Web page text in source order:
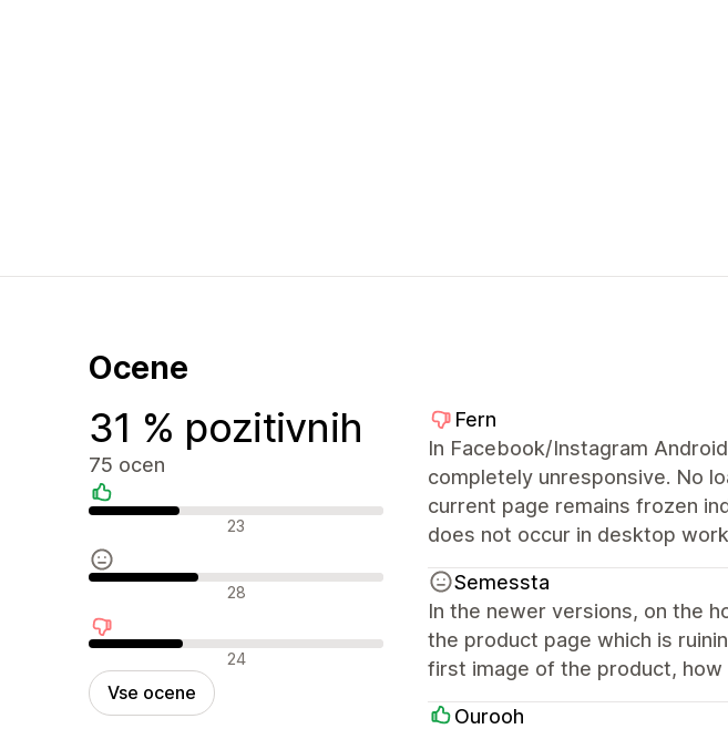
Ocene
31 % pozitivnih
75 ocen
Pozitivne ocene 23
Nevtralne ocene 28
Negativne ocene24
Vse ocene
Fern
In Facebook/Instagram
completely unresponsive. No
current page remains frozen
does not occur in desktop
Semessta
In the newer versions, on the
the product page which is
first image of the product, how
Ourooh